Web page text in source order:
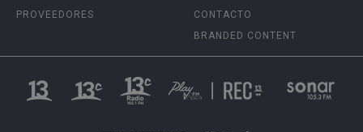
PROVEEDORES
CONTACTO
BRANDED CONTENT